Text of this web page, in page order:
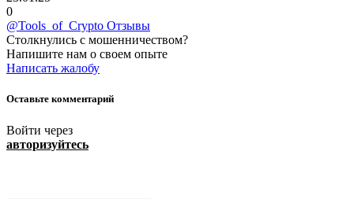
0
@Tools_of_Crypto Отзывы
Столкнулись с мошенничеством?
Напишите нам о своем опыте
Написать жалобу
Оставьте комментарий
Войти через
авторизуйтесь